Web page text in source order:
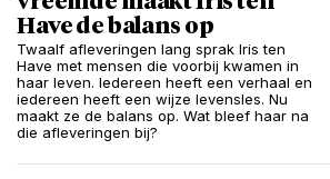
Have de balans op
Twaalf afleveringen lang sprak Iris ten
Have met mensen die voorbij kwamen in
haar leven. Iedereen heeft een verhaal en
iedereen heeft een wijze levensles. Nu
maakt ze de balans op. Wat bleef haar na
die afleveringen bij?